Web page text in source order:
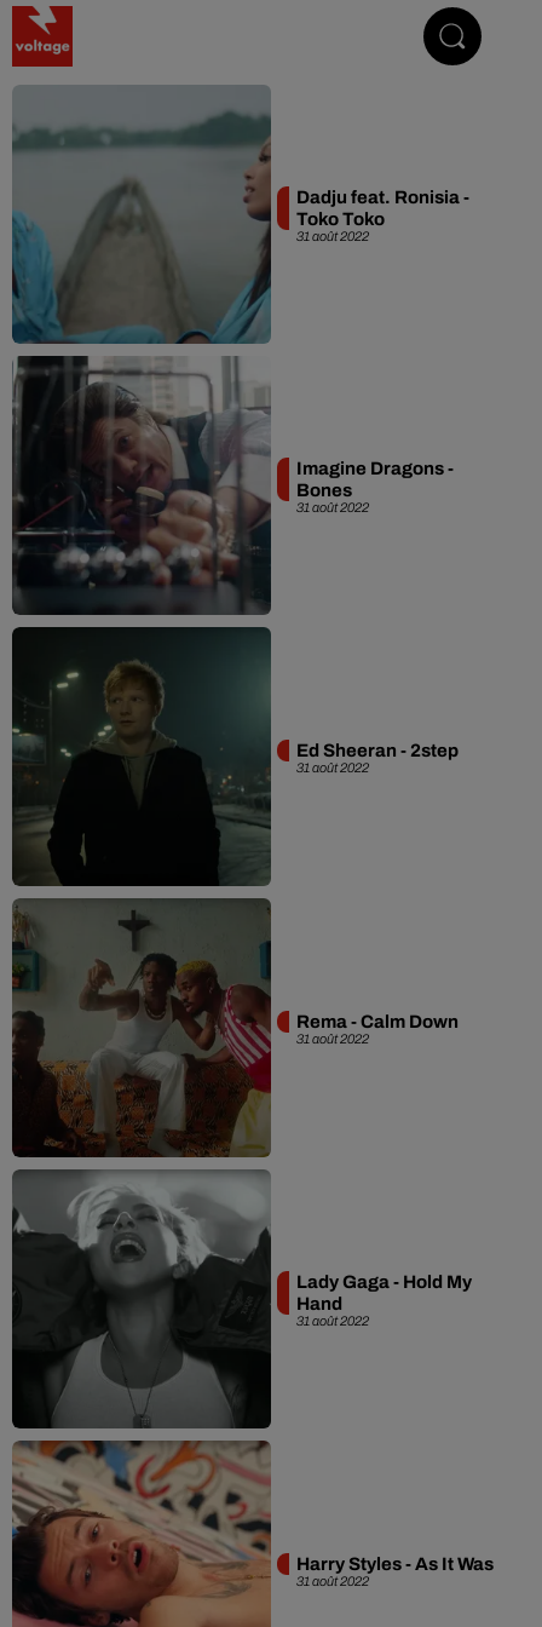
31 août 2022
Dadju feat. Ronisia -
Toko Toko
31 août 2022
Imagine Dragons -
Bones
31 août 2022
Ed Sheeran - 2step
31 août 2022
Rema - Calm Down
31 août 2022
Lady Gaga - Hold My
Hand
31 août 2022
Harry Styles - As It Was